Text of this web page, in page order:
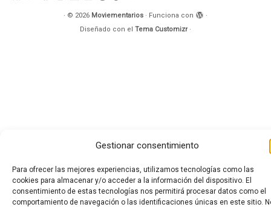
Gestionar consentimiento
Para ofrecer las mejores experiencias, utilizamos tecnologías como las
cookies para almacenar y/o acceder a la información del dispositivo. El
consentimiento de estas tecnologías nos permitirá procesar datos como el
comportamiento de navegación o las identificaciones únicas en este sitio.
· © 2026 Moviementarios · Funciona con
·
Diseñado con el Tema Customizr·